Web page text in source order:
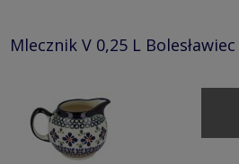
Mlecznik V 0,25 L